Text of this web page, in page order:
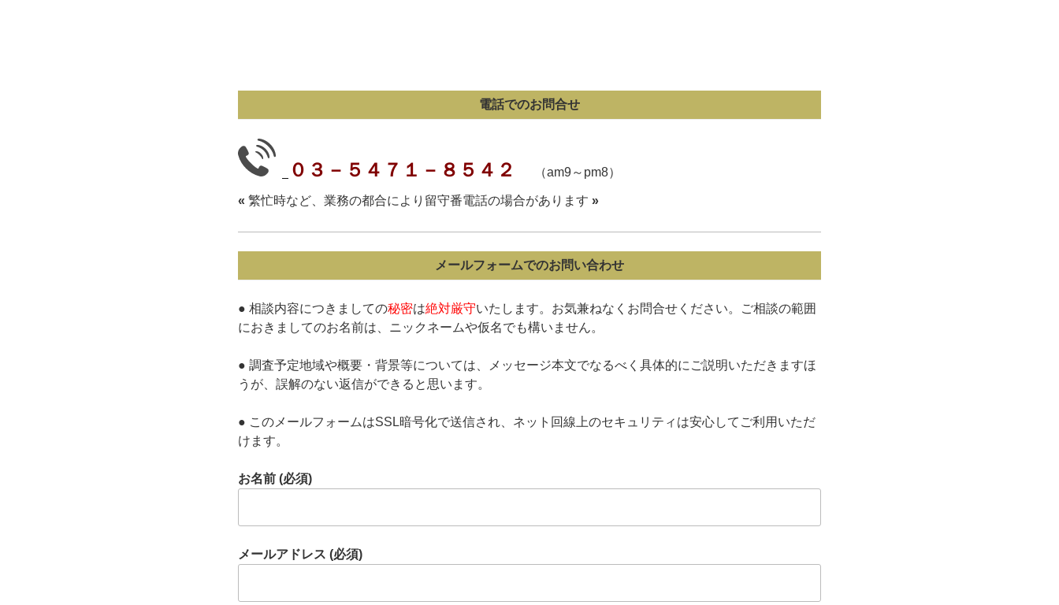
電話でのお問合せ
０３－５４７１－８５４２ （am9～pm8）
« 繁忙時など、業務の都合により留守番電話の場合があります »
メールフォームでのお問い合わせ
● 相談内容につきましての秘密は絶対厳守いたします。お気兼ねなくお問合せください。ご相談の範囲
におきましてのお名前は、ニックネームや仮名でも構いません。
● 調査予定地域や概要・背景等については、メッセージ本文でなるべく具体的にご説明いただきますほ
うが、誤解のない返信ができると思います。
● このメールフォームはSSL暗号化で送信され、ネット回線上のセキュリティは安心してご利用いただ
けます。
お名前 (必須)
メールアドレス (必須)